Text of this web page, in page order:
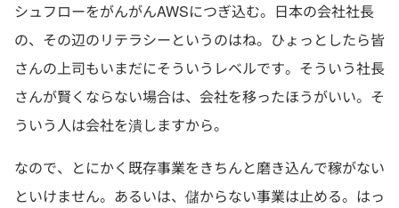
シュフローをがんがんAWSにつぎ込む。日本の会社社長
の、その辺のリテラシーというのはね。ひょっとしたら皆
さんの上司もいまだにそういうレベルです。そういう社長
さんが賢くならない場合は、会社を移ったほうがいい。そ
ういう人は会社を潰しますから。
なので、とにかく既存事業をきちんと磨き込んで稼がない
といけません。あるいは、儲からない事業は止める。はっ